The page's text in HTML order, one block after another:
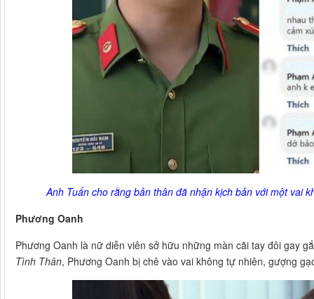
Anh Tuấn cho rằng bản thân đã nhận kịch bản với một vai
Phương Oanh
Phương Oanh là nữ diễn viên sở hữu những màn cãi tay đôi gay
Tình Thân, Phương Oanh bị chê vào vai không tự nhiên, gượng